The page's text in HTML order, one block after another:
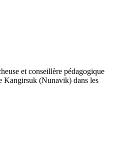
et conseillère pédagogique
Kangirsuk (Nunavik) dans les